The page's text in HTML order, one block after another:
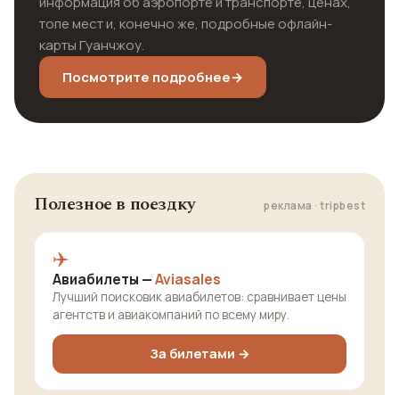
топе мест и, конечно же, подробные офлайн-
карты Гуанчжоу.
Посмотрите подробнее→
Полезное в поездку реклама · tripbest
✈️
Авиабилеты —Aviasales
Лучший поисковик авиабилетов: сравнивает цены
агентств и авиакомпаний по всему миру.
За билетами →